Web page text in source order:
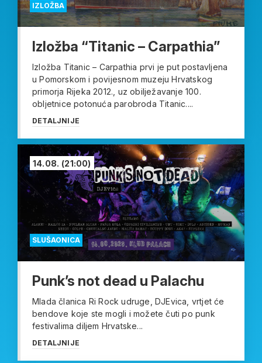
IZLOŽBA
Izložba “Titanic – Carpathia”
Izložba Titanic – Carpathia prvi je put postavljena
u Pomorskom i povijesnom muzeju Hrvatskog
primorja Rijeka 2012., uz obilježavanje 100.
obljetnice potonuća parobroda Titanic....
DETALJNIJE
SLUŠAONICA
14.08. (21:00)
Punk’s not dead u Palachu
Mlada članica Ri Rock udruge, DJEvica, vrtjet će
bendove koje ste mogli i možete čuti po punk
festivalima diljem Hrvatske...
DETALJNIJE